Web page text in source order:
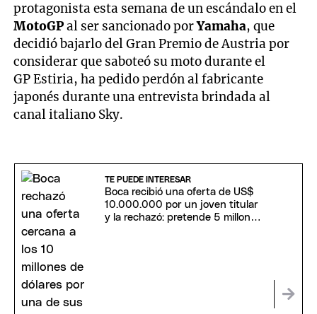
protagonista esta semana de un escándalo en el
MotoGPal ser sancionado porYamaha, que
decidió bajarlo del Gran Premio de Austria por
considerar que saboteó su moto durante el
GP Estiria, ha pedido perdón al fabricante
japonés durante una entrevista brindada al
canal italiano Sky.
TE PUEDE INTERESAR
Boca recibió una oferta de US$
10.000.000 por un joven titular
y la rechazó: pretende 5 millones